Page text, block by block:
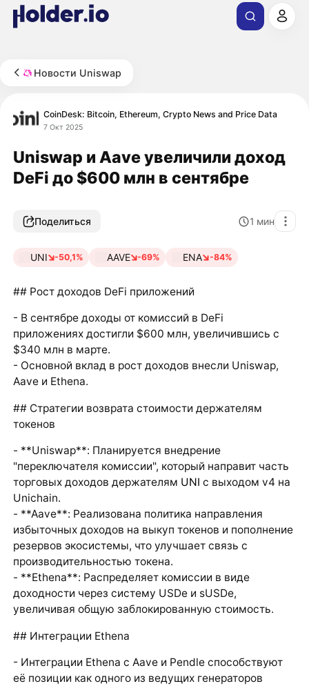
Новости Uniswap
CoinDesk: Bitcoin, Ethereum, Crypto News and Price Data
7 Окт 2025
Uniswap и Aave увеличили доход
DeFi до $600 млн в сентябре
Поделиться 1 мин
UNI -50,1% AAVE -69% ENA -84%
## Рост доходов DeFi приложений
- В сентябре доходы от комиссий в DeFi
приложениях достигли $600 млн, увеличившись с
$340 млн в марте.
- Основной вклад в рост доходов внесли Uniswap,
Aave и Ethena.
## Стратегии возврата стоимости держателям
токенов
- **Uniswap**: Планируется внедрение
"переключателя комиссии", который направит часть
торговых доходов держателям UNI с выходом v4 на
Unichain.
- **Aave**: Реализована политика направления
избыточных доходов на выкуп токенов и пополнение
резервов экосистемы, что улучшает связь с
производительностью токена.
- **Ethena**: Распределяет комиссии в виде
доходности через систему USDe и sUSDe,
увеличивая общую заблокированную стоимость.
## Интеграции Ethena
- Интеграции Ethena с Aave и Pendle способствуют
её позиции как одного из ведущих генераторов